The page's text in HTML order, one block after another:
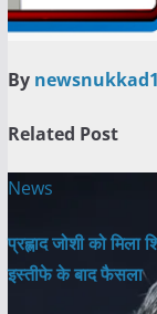
By
Related Post
News
प्रह्लाद जोशी को मिला
इस्तीफे के बाद फैसला